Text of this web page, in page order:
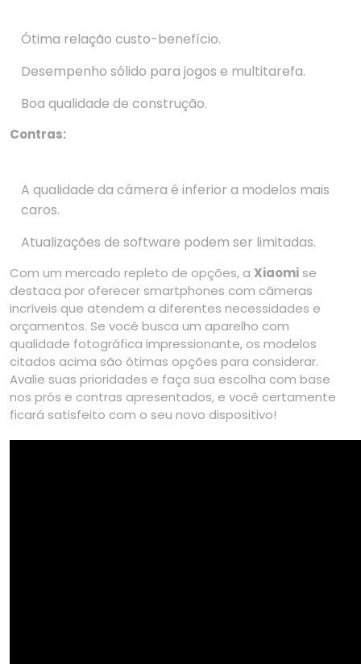
Ótima relação custo-benefício.
Desempenho sólido para jogos e multitarefa.
Boa qualidade de construção.
Contras:
A qualidade da câmera é inferior a modelos mais
caros.
Atualizações de software podem ser limitadas.
Com um mercado repleto de opções, a Xiaomi se
destaca por oferecer smartphones com câmeras
incríveis que atendem a diferentes necessidades e
orçamentos. Se você busca um aparelho com
qualidade fotográfica impressionante, os modelos
citados acima são ótimas opções para considerar.
Avalie suas prioridades e faça sua escolha com base
nos prós e contras apresentados, e você certamente
ficará satisfeito com o seu novo dispositivo!